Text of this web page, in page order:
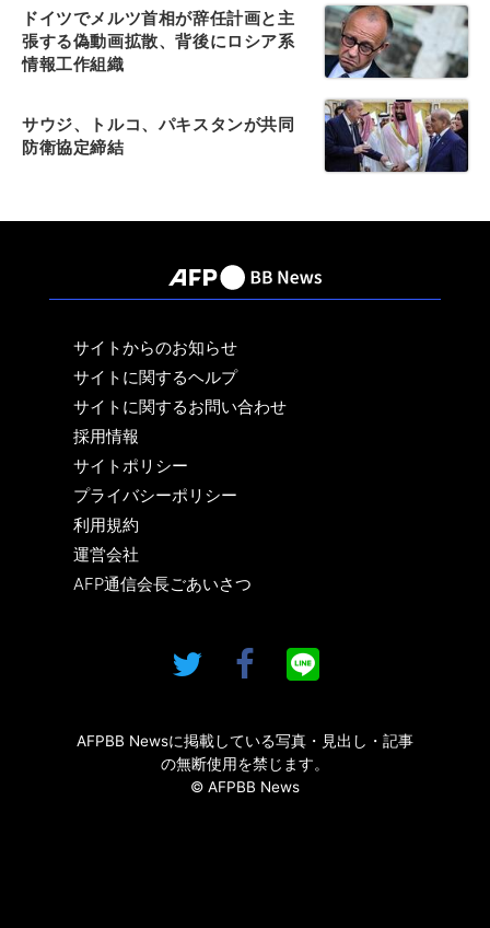
ドイツでメルツ首相が辞任計画と主
張する偽動画拡散、背後にロシア系
情報工作組織
サウジ、トルコ、パキスタンが共同
防衛協定締結
サイトからのお知らせ
サイトに関するヘルプ
サイトに関するお問い合わせ
採用情報
サイトポリシー
プライバシーポリシー
利用規約
運営会社
AFP通信会長ごあいさつ
AFPBB Newsに掲載している写真・見出し・記事
の無断使用を禁じます。
© AFPBB News